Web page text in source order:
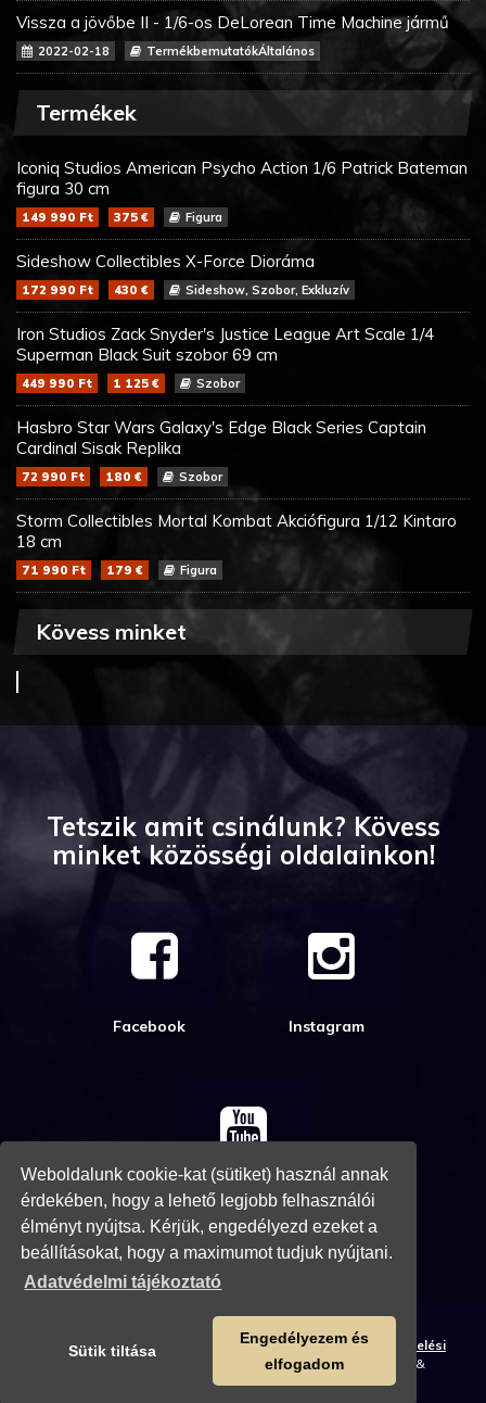
Weboldalunk cookie-kat (sütiket) használ annak
érdekében, hogy a lehető legjobb felhasználói
élményt nyújtsa. Kérjük, engedélyezd ezeket a
beállításokat, hogy a maximumot tudjuk nyújtani.
Adatvédelmi tájékoztató
Sütik tiltása
Engedélyezem és
elfogadom
Vissza a jövőbe II - 1/6-os DeLorean Time Machine jármű
2022-02-18 TermékbemutatókÁltalános
Termékek
Iconiq Studios American Psycho Action 1/6 Patrick Bateman
figura 30 cm
149 990 Ft 375 € Figura
Sideshow Collectibles X-Force Dioráma
172 990 Ft 430 € Sideshow, Szobor, Exkluzív
Iron Studios Zack Snyder's Justice League Art Scale 1/4
Superman Black Suit szobor 69 cm
449 990 Ft 1 125 € Szobor
Hasbro Star Wars Galaxy's Edge Black Series Captain
Cardinal Sisak Replika
72 990 Ft 180 € Szobor
Storm Collectibles Mortal Kombat Akciófigura 1/12 Kintaro
18 cm
71 990 Ft 179 € Figura
Kövess minket
Tetszik amit csinálunk? Kövess
minket közösségi oldalainkon!
Facebook Instagram
Youtube
Relic Hunter Team © 2024. Minden jog fenntartva. |Adatkezelési
Általános Szerződési Feltételek
| Website &
Template System: